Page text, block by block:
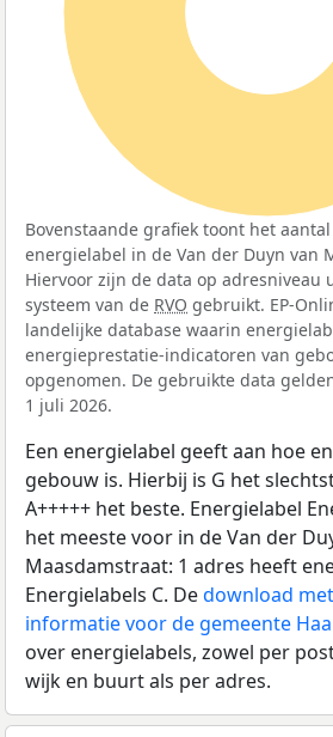
Bovenstaande grafiek toont het
energielabel in de Van der Duyn van
Hiervoor zijn de data op adresniveau
systeem van de RVO gebruikt. EP-
landelijke database waarin
energieprestatie-indicatoren van
opgenomen. De gebruikte data
1 juli 2026.
Een energielabel geeft aan hoe
gebouw is. Hierbij is G het
A+++++ het beste. Energielabel
het meeste voor in de Van der
Maasdamstraat: 1 adres heeft
Energielabels C. Dedownload
informatie voor de gemeente
over energielabels, zowel per
wijk en buurt als per adres.